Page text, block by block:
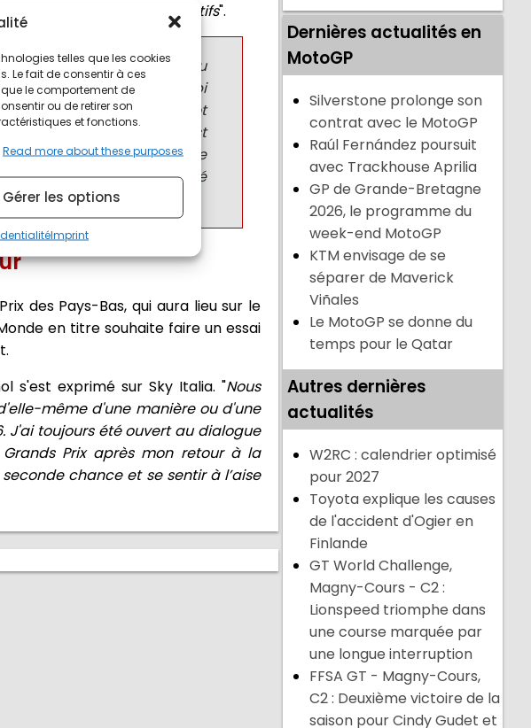
telles que les cookies
Le fait de consentir à ces
le comportement de
ou de retirer son
et fonctions.
Read more about these purposes
Gérer les options
Imprint
Ils se sont avérés "positifs".
Charte pour un suivi. Au
physiologique. Martín a subi
Le bilan clinique est plutôt
fracture du scaphoïde est
être envisagées de manière
indique le communiqué
des Pays-Bas, qui aura lieu sur le
en titre souhaite faire un essai
s'est exprimé sur Sky Italia. "Nous
même d'une manière ou d'une
J'ai toujours été ouvert au dialogue
Prix après mon retour à la
chance et se sentir à l’aise
Dernières actualités en
MotoGP
Silverstone prolonge son
contrat avec le MotoGP
Raúl Fernández poursuit
avec Trackhouse Aprilia
GP de Grande-Bretagne
2026, le programme du
week-end MotoGP
KTM envisage de se
séparer de Maverick
Viñales
Le MotoGP se donne du
temps pour le Qatar
Autres dernières
actualités
W2RC : calendrier optimisé
pour 2027
Toyota explique les causes
de l'accident d'Ogier en
Finlande
GT World Challenge,
Magny-Cours - C2 :
Lionspeed triomphe dans
une course marquée par
une longue interruption
FFSA GT - Magny-Cours,
C2 : Deuxième victoire de la
saison pour Cindy Gudet et